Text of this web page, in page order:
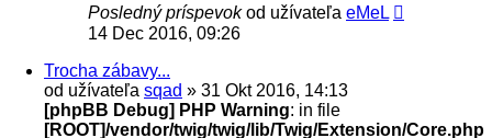
Posledný príspevokod užívateľa eMeL
14 Dec 2016, 09:26
Trocha zábavy...
od užívateľa sqad » 31 Okt 2016, 14:13
[phpBB Debug] PHP Warning: in file
[ROOT]/vendor/twig/twig/lib/Twig/Extension/Core.php